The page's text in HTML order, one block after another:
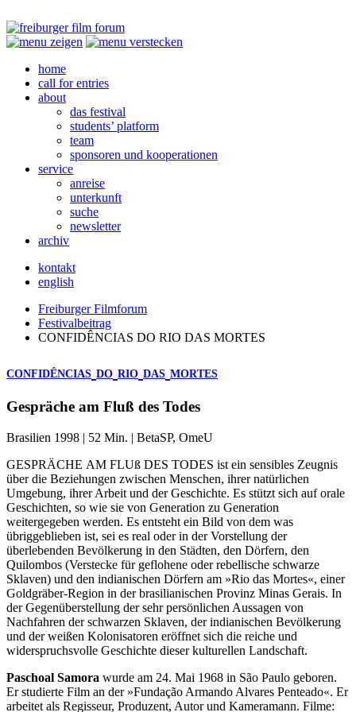
home
call for entries
about
das festival
students’ platform
team
sponsoren und kooperationen
service
anreise
unterkunft
suche
newsletter
archiv
kontakt
english
Freiburger Filmforum
Festivalbeitrag
CONFIDÊNCIAS DO RIO DAS MORTES
CONFIDÊNCIAS DO RIO DAS MORTES
Gespräche am Fluß des Todes
Brasilien 1998 | 52 Min. | BetaSP, OmeU
GESPRÄCHE AM FLUß DES TODES ist ein sensibles Zeugnis
über die Beziehungen zwischen Menschen, ihrer natürlichen
Umgebung, ihrer Arbeit und der Geschichte. Es stützt sich auf orale
Geschichten, so wie sie von Generation zu Generation
weitergegeben werden. Es entsteht ein Bild von dem was
übriggeblieben ist, sei es real oder in der Vorstellung der
überlebenden Bevölkerung in den Städten, den Dörfern, den
Quilombos (Verstecke für geflohene oder rebellische schwarze
Sklaven) und den indianischen Dörfern am »Rio das Mortes«, einer
Goldgräber-Region in der brasilianischen Provinz Minas Gerais. In
der Gegenüberstellung der sehr persönlichen Aussagen von
Nachfahren der schwarzen Sklaven, der indianischen Bevölkerung
und der weißen Kolonisatoren eröffnet sich die reiche und
widerspruchsvolle Geschichte dieser kulturellen Landschaft.
Paschoal Samora wurde am 24. Mai 1968 in São Paulo geboren.
Er studierte Film an der »Fundação Armando Alvares Penteado«. Er
arbeitet als Regisseur, Produzent, Autor und Kameramann. Filme: